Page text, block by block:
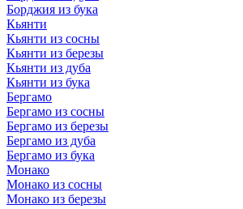
Борджия из бука
Кьянти
Кьянти из сосны
Кьянти из березы
Кьянти из дуба
Кьянти из бука
Бергамо
Бергамо из сосны
Бергамо из березы
Бергамо из дуба
Бергамо из бука
Монако
Монако из сосны
Монако из березы